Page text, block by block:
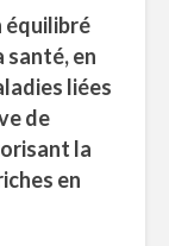
équilibré
santé, en
liées
de
la
en